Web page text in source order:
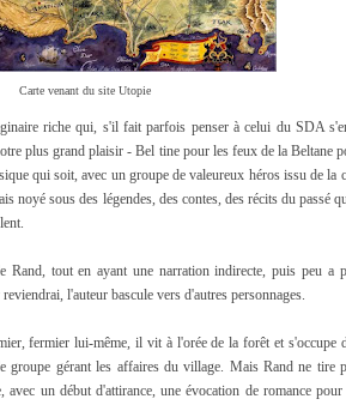
Carte venant du site Utopie
riche qui, s'il fait parfois penser à celui du SDA
plus grand plaisir - Bel tine pour les feux de la Beltane
qui soit, avec un groupe de valeureux héros issu de la
noyé sous des légendes, des contes, des récits du passé
tout en ayant une narration indirecte, puis peu a
l'auteur bascule vers d'autres personnages.
fermier lui-même, il vit à l'orée de la forêt et s'occupe
groupe gérant les affaires du village. Mais Rand ne tire
un début d'attirance, une évocation de romance